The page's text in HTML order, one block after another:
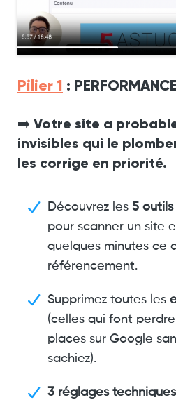
Pilier 1 :
➡️ Votre site a
invisibles qui le
les corrige en priorité.
Découvrez les 5
pour scanner un site
quelques minutes ce
référencement.
Supprimez toutes les
(celles qui font
places sur Google
sachiez).
3 réglages techniques